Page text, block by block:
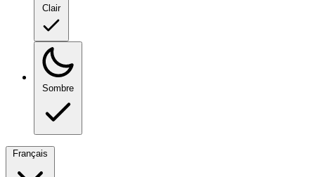
Clair
Sombre
Français